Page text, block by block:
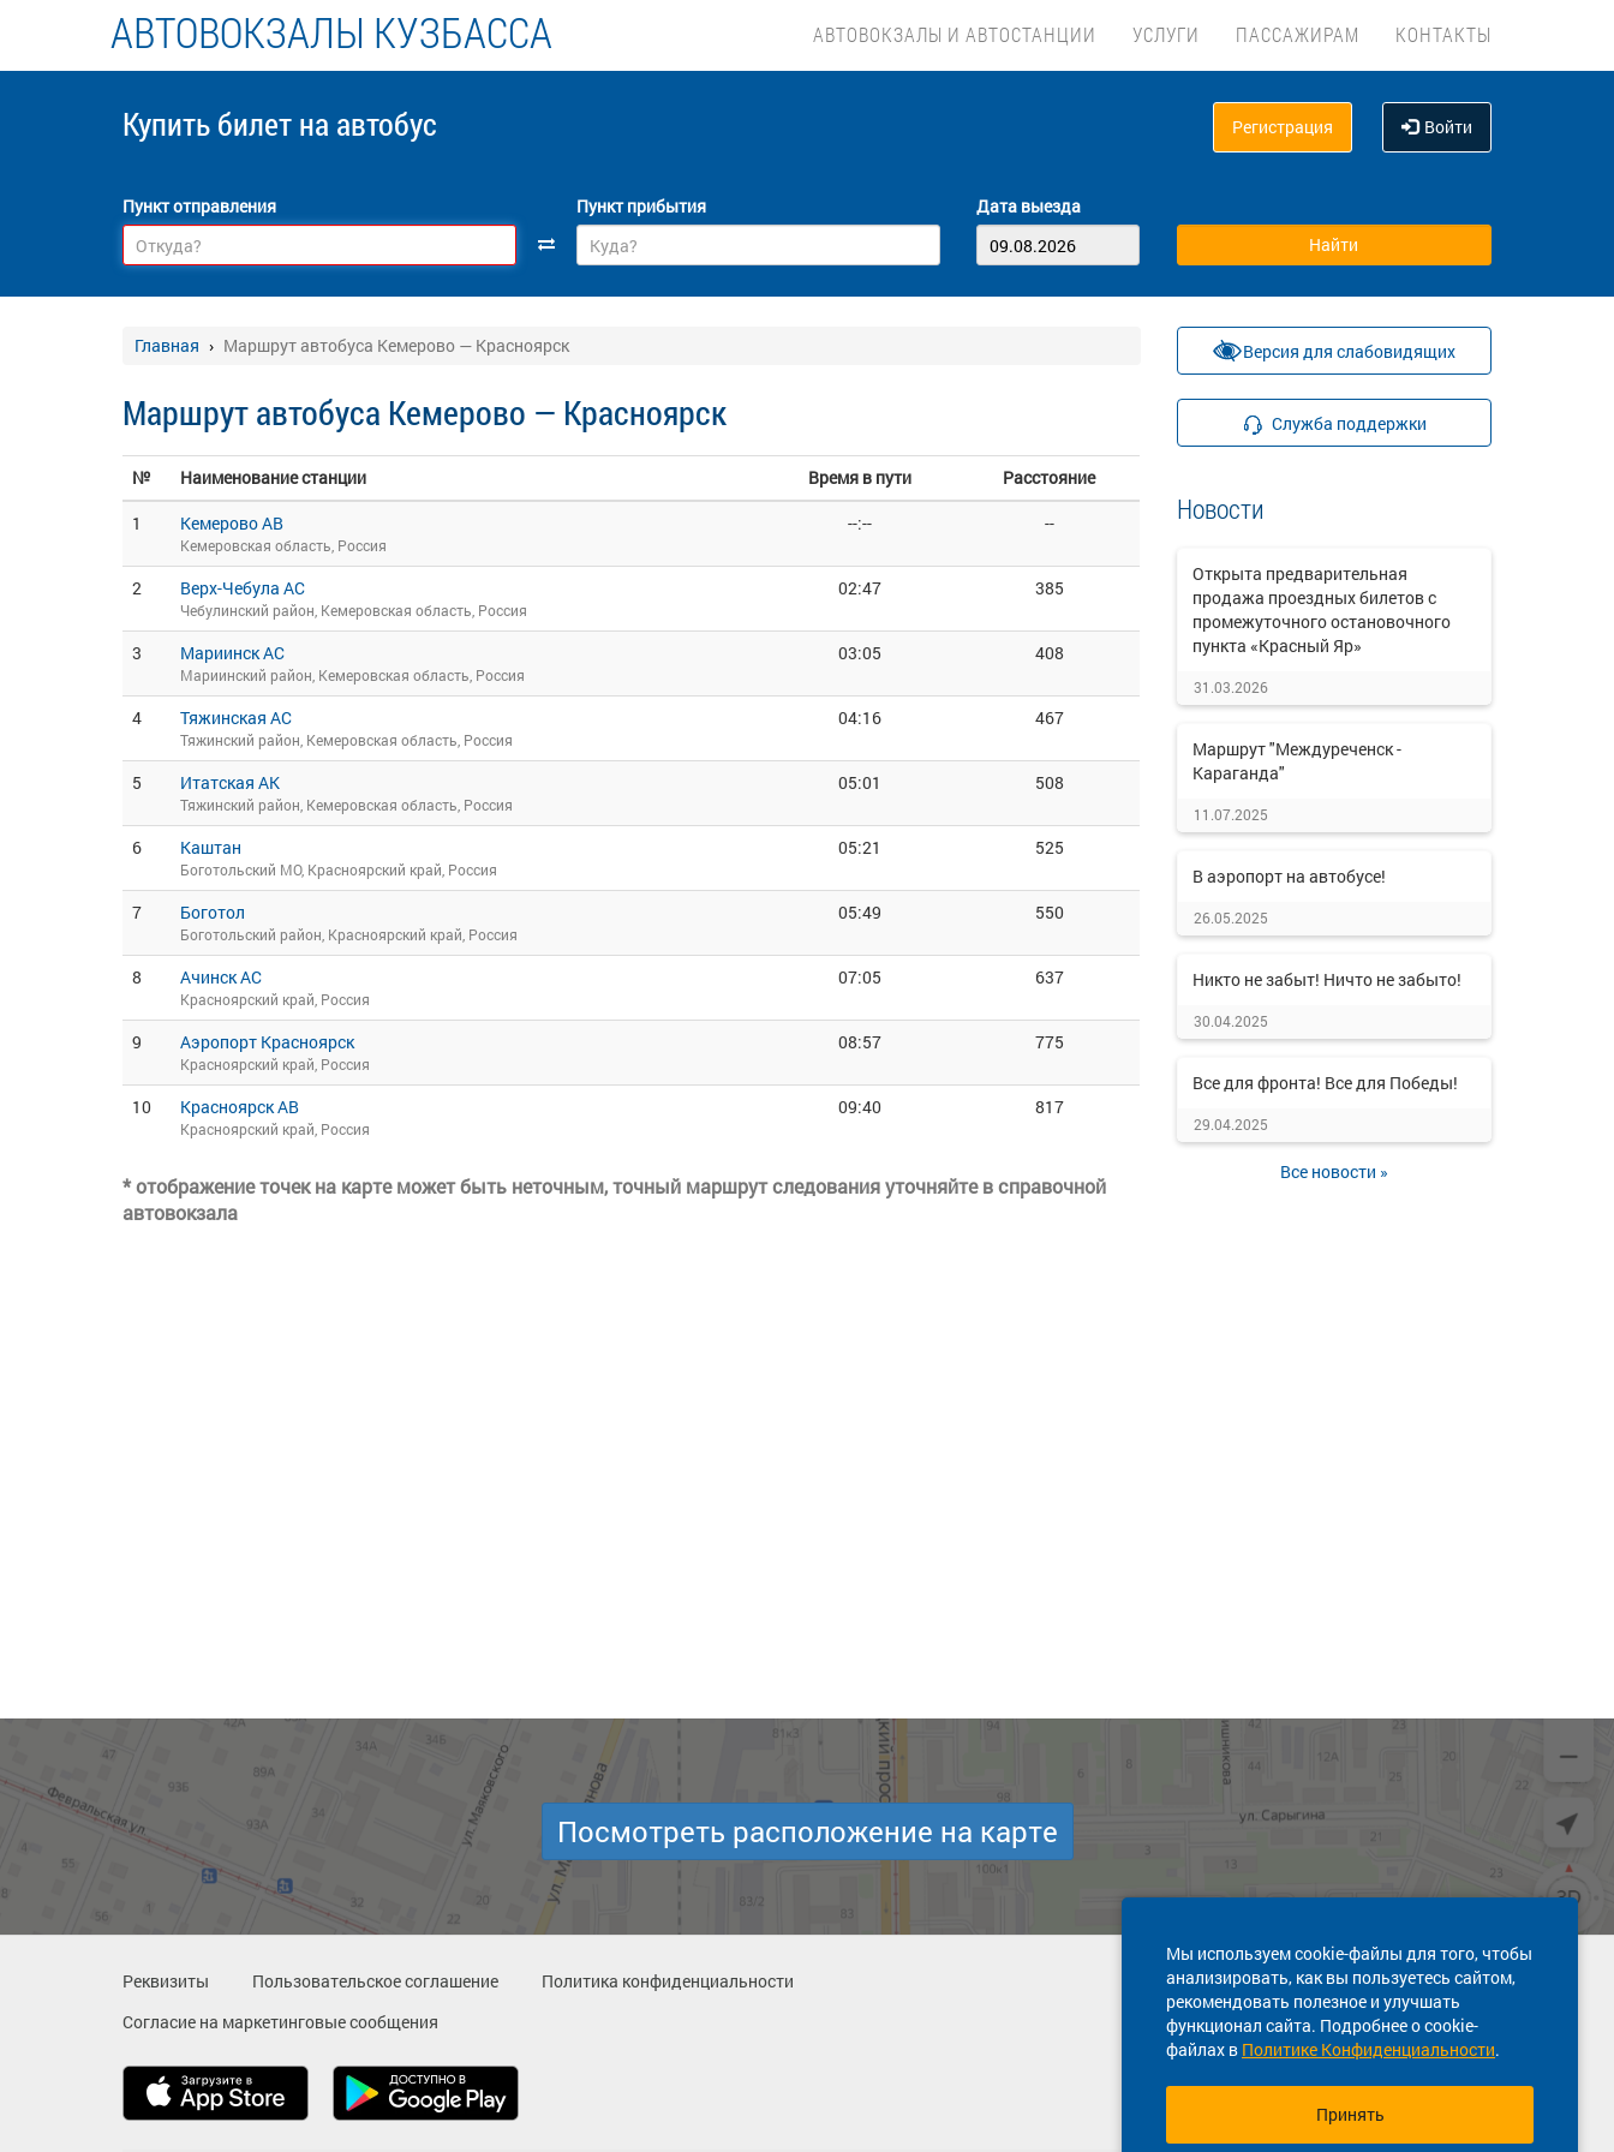
АВТОВОКЗАЛЫ КУЗБАССА АВТОВОКЗАЛЫ И АВТОСТАНЦИИ УСЛУГИ ПАССАЖИРАМ КОНТАКТЫ
Купить билет на автобус Регистрация Войти
Пункт отправления Пункт прибытия Дата выезда
Главная Маршрут автобуса Кемерово — Красноярск
Маршрут автобуса Кемерово — Красноярск
№ Наименование станции Время в пути
Расстояние
1
Кемерово АВ
Кемеровская область, Россия
--:-- --
2 Верх-Чебула АС
Чебулинский район, Кемеровская область, Россия
02:47 385
3 Мариинск АС
Мариинский район, Кемеровская область, Россия
03:05 408
4 Тяжинская АС
Тяжинский район, Кемеровская область, Россия
04:16 467
5 Итатская АК
Тяжинский район, Кемеровская область, Россия
05:01 508
6 Каштан
Боготольский МО, Красноярский край, Россия
05:21 525
7 Боготол
Боготольский район, Красноярский край, Россия
05:49 550
8 Ачинск АС
Красноярский край, Россия
07:05 637
9 Аэропорт Красноярск
Красноярский край, Россия
08:57 775
10 Красноярск АВ
Красноярский край, Россия
09:40 817
* отображение точек на карте может быть неточным, точный маршрут следования уточняйте в справочной
автовокзала
Версия для слабовидящих
Служба поддержки
Новости
Открыта предварительная
продажа проездных билетов с
промежуточного остановочного
пункта «Красный Яр»
31.03.2026
Маршрут "Междуреченск -
Караганда"
11.07.2025
В аэропорт на автобусе!
26.05.2025
Никто не забыт! Ничто не забыто!
30.04.2025
Все для фронта! Все для Победы!
29.04.2025
Все новости »
Мы используем cookie-файлы для того, чтобы
анализировать, как вы пользуетесь сайтом,
рекомендовать полезное и улучшать
функционал сайта. Подробнее о cookie-
файлах в Политике Конфиденциальности.
Принять
Посмотреть расположение на карте
Реквизиты Пользовательское соглашение
Политика конфиденциальности
Согласие на маркетинговые сообщения
Техническая поддержка сайта
8 800 600-03-38